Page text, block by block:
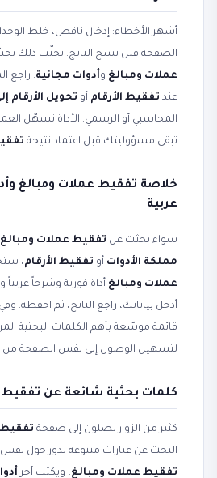
أشهر الأخطاء: إدخال ناقص، خلط
الصفحة قبل نسخ الناتج. تجنّب ذلك
عملات ومبالغ وأدوات مجانية. راجع
عند تفقيط الأرقام أو تحويل الأرقام
المحاسبي أو الرسمي. الأداة تسهّل
تبقى مسؤوليتك قبل اعتماد نتيجة
خلاصة تفقيط عملات ومبالغ
عربية
سواء بحثت عن تفقيط عملات ومبالغ
مملكة الأدوات أو تفقيط الأرقام،
عملات ومبالغ أداة فورية وشرحاً عربياً
أدخل بياناتك، راجع الناتج، ثم احفظه.
قائمة موسّعة بأهم الكلمات البحثية
لتسهيل الوصول إلى نفس الصفحة من
كلمات بحثية شائعة عن تفقيط
كثير من الزوار يصلون إلى صفحة تفقيط
البحث عن عبارات متنوعة تدور حول
تفقيط عملات ومبالغ، ويكتب آخر